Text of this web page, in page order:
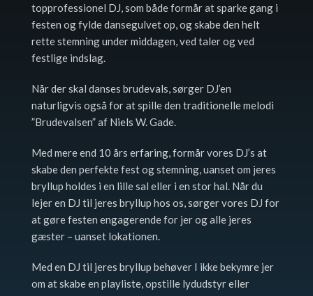
topprofessionel DJ, som både formår at sparke gang i
festen og fylde dansegulvet op, og skabe den helt
rette stemning under middagen, ved taler og ved
festlige indslag.
Når der skal danses brudevals, sørger DJ’en
naturligvis også for at spille den traditionelle melodi
”Brudevalsen” af Niels W. Gade.
Med mere end 10 års erfaring, formår vores DJ’s at
skabe den perfekte fest og stemning, uanset om jeres
bryllup holdes i en lille sal eller i en stor hal. Når du
lejer en DJ til jeres bryllup hos os, sørger vores DJ for
at gøre festen engagerende for jer og alle jeres
gæster – uanset lokationen.
Med en DJ til jeres bryllup behøver I ikke bekymre jer
om at skabe en playliste, opstille lydudstyr eller